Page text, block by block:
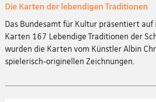
Die Karten der lebendigen Traditionen
Das Bundesamt für Kultur präsentiert auf
Karten 167 Lebendige Traditionen der
wurden die Karten vom Künstler Albin
spielerisch-originellen Zeichnungen.